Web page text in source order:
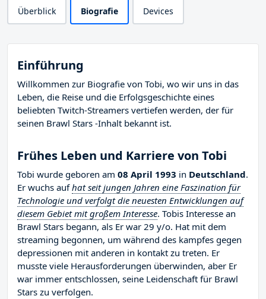
Überblick Biografie Devices
Einführung
Willkommen zur Biografie von Tobi, wo wir uns in das
Leben, die Reise und die Erfolgsgeschichte eines
beliebten Twitch-Streamers vertiefen werden, der für
seinen Brawl Stars -Inhalt bekannt ist.
Frühes Leben und Karriere von Tobi
Tobi wurde geboren am 08 April 1993 in Deutschland.
Er wuchs aufhat seit jungen Jahren eine Faszination für
Technologie und verfolgt die neuesten Entwicklungen auf
diesem Gebiet mit großem Interesse. Tobis Interesse an
Brawl Stars begann, als Er war 29 y/o. Hat mit dem
streaming begonnen, um während des kampfes gegen
depressionen mit anderen in kontakt zu treten. Er
musste viele Herausforderungen überwinden, aber Er
war immer entschlossen, seine Leidenschaft für Brawl
Stars zu verfolgen.